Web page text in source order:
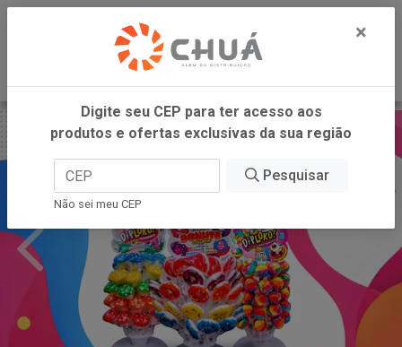
×
Digite seu CEP para ter acesso aos
produtos e ofertas exclusivas da sua região
Pesquisar
Não sei meu CEP